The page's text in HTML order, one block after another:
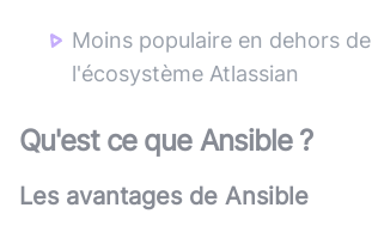
Moins populaire en dehors de
l'écosystème Atlassian
Qu'est ce que Ansible?
Les avantages de Ansible